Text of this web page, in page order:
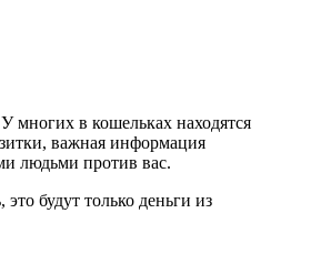
в кошельках находятся
важная информация
людьми против вас.
будут только деньги из